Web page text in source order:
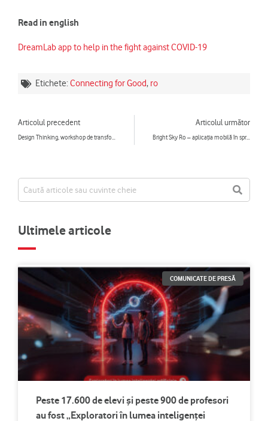
Read in english
DreamLab app to help in the fight against COVID-19
Etichete:Connecting for Good, ro
Articolul precedent
Design Thinking, workshop de transformare digitală a educației pentru profesorii din mediul rural, susţinut de voluntari de la Vodafone România și IBM România
Articolul următor
Bright Sky Ro – aplicația mobilă în sprijinul victimelor violenței domestice
Ultimele articole
COMUNICATE DE PRESĂ
Peste 17.600 de elevi și peste 900 de profesori
au fost „Exploratori în lumea inteligenței